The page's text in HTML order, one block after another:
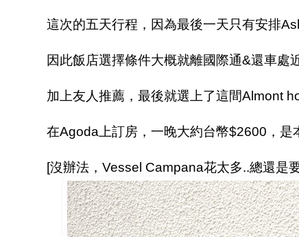
這次的五天行程，因為最後一天只有安排
因此飯店選擇條件大概就離國際通&還車處
加上友人推薦，最後就選上了這間Almont
在Agoda上訂房，一晚大約台幣$2600，是
[沒辦法，Vessel Campana花太多..總還是